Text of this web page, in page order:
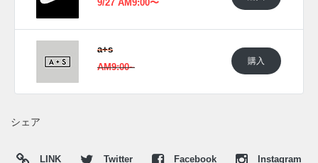
日本国内では2024年9月27日にNIKE.COMにて再販予定。 ま
Facebookなどで報告したい。
9/27 AM9:00〜
a+s
AM9:00~
購入
シェア
LINK Twitter Facebook Instagram